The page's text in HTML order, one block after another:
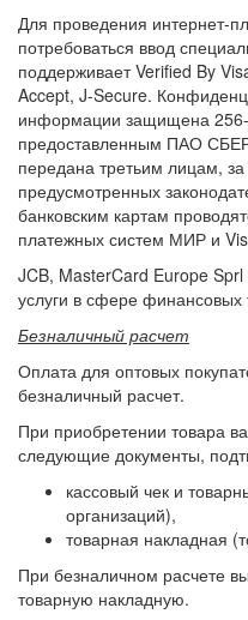
Для проведения интернет-
потребоваться ввод
поддерживает Verified By
Accept, J-Secure.
информации защищена
предоставленным ПАО
передана третьим лицам,
предусмотренных
банковским картам
платежных систем МИР и
JCB, MasterCard Europe
услуги в сфере финансовых
Безналичный расчет
Оплата для оптовых
безналичный расчет.
При приобретении товара
следующие документы,
кассовый чек и
организаций),
товарная накладная
При безналичном расчете
товарную накладную.